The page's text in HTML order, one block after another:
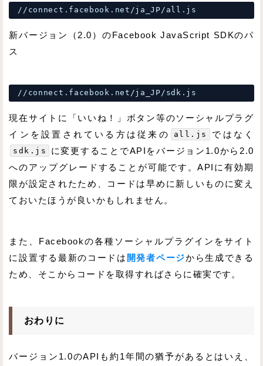
//connect.facebook.net/ja_JP/all.js
新バージョン（2.0）のFacebook JavaScript SDKのパ
ス
//connect.facebook.net/ja_JP/sdk.js
現在サイトに「いいね！」ボタン等のソーシャルプラグ
インを設置されている方は従来の
all.js ではなく
sdk.js
に変更することでAPIをバージョン1.0から2.0
へのアップグレードすることが可能です。APIに有効期
限が設定されたため、コードは早めに新しいものに変え
ておいたほうが良いかもしれません。
また、Facebookの各種ソーシャルプラグインをサイト
に設置する最新のコードは 開発者ページから生成できる
ため、そこからコードを取得すればさらに確実です。
おわりに
バージョン1.0のAPIも約1年間の猶予があるとはいえ、